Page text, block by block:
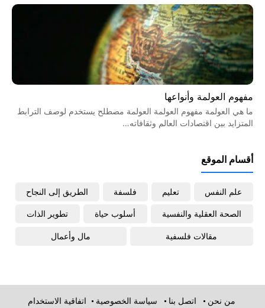
مفهوم العولمة وأنواعها
ما هي العولمة مفهوم العولمة العولمة مصطلح يستخدم لوصف الترابط
المتزايد بين اقتصادات العالم وثقافاته…
أقسام الموقع
علم النفس تعليم فلسفة الطريق إلى النجاح
الصحة العقلية والنفسية أسلوب حياة تطوير الذات
مقالات فلسفية مال وأعمال
من نحن اتصل بنا سياسة الخصوصية اتفاقية الاستخدام